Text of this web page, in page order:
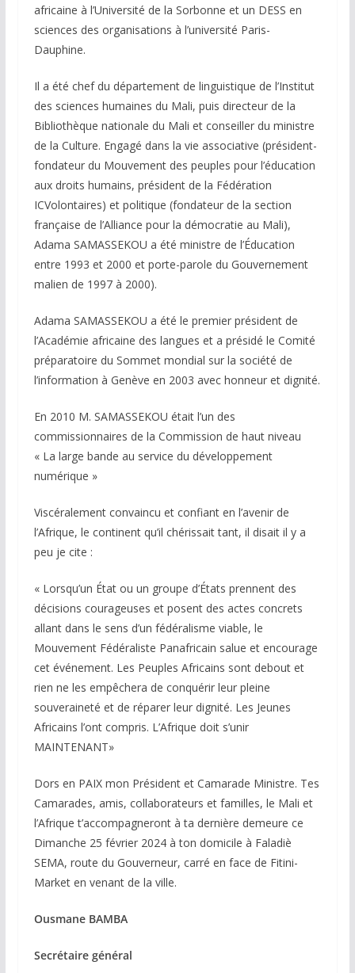
africaine à l’Université de la Sorbonne et un DESS en
sciences des organisations à l’université Paris-
Dauphine.
Il a été chef du département de linguistique de l’Institut
des sciences humaines du Mali, puis directeur de la
Bibliothèque nationale du Mali et conseiller du ministre
de la Culture. Engagé dans la vie associative (président-
fondateur du Mouvement des peuples pour l’éducation
aux droits humains, président de la Fédération
ICVolontaires) et politique (fondateur de la section
française de l’Alliance pour la démocratie au Mali),
Adama SAMASSEKOU a été ministre de l’Éducation
entre 1993 et 2000 et porte-parole du Gouvernement
malien de 1997 à 2000).
Adama SAMASSEKOU a été le premier président de
l’Académie africaine des langues et a présidé le Comité
préparatoire du Sommet mondial sur la société de
l’information à Genève en 2003 avec honneur et dignité.
En 2010 M. SAMASSEKOU était l’un des
commissionnaires de la Commission de haut niveau
« La large bande au service du développement
numérique »
Viscéralement convaincu et confiant en l’avenir de
l’Afrique, le continent qu’il chérissait tant, il disait il y a
peu je cite :
« Lorsqu’un État ou un groupe d’États prennent des
décisions courageuses et posent des actes concrets
allant dans le sens d’un fédéralisme viable, le
Mouvement Fédéraliste Panafricain salue et encourage
cet événement. Les Peuples Africains sont debout et
rien ne les empêchera de conquérir leur pleine
souveraineté et de réparer leur dignité. Les Jeunes
Africains l’ont compris. L’Afrique doit s’unir
MAINTENANT»
Dors en PAIX mon Président et Camarade Ministre. Tes
Camarades, amis, collaborateurs et familles, le Mali et
l’Afrique t’accompagneront à ta dernière demeure ce
Dimanche 25 février 2024 à ton domicile à Faladiè
SEMA, route du Gouverneur, carré en face de Fitini-
Market en venant de la ville.
Ousmane BAMBA
Secrétaire général